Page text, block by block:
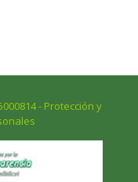
- Protección y